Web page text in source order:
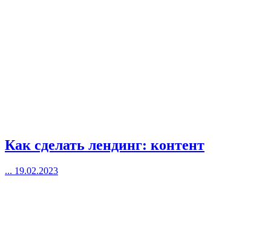
Как сделать лендинг: контент
... 19.02.2023